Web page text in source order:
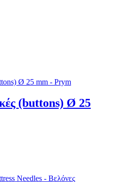
(buttons) Ø 25